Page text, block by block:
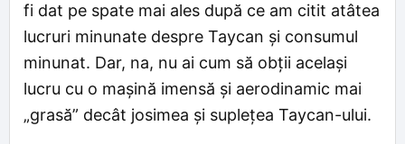
fi dat pe spate mai ales după ce am citit atâtea
lucruri minunate despre Taycan și consumul
minunat. Dar, na, nu ai cum să obții același
lucru cu o mașină imensă și aerodinamic mai
„grasă” decât josimea și suplețea Taycan-ului.